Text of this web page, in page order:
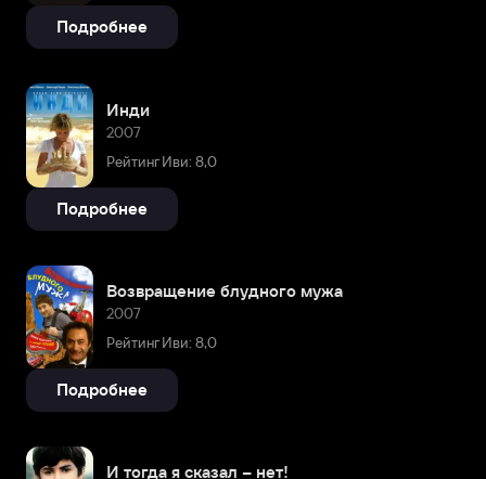
Подробнее
Инди
2007
Рейтинг Иви: 8,0
Подробнее
Возвращение блудного мужа
2007
Рейтинг Иви: 8,0
Подробнее
И тогда я сказал – нет!